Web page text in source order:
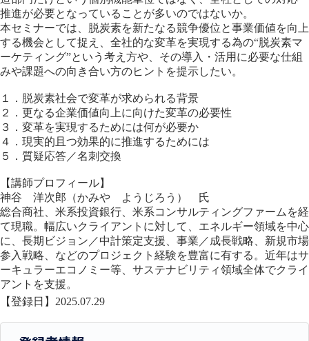
推進が必要となっていることが多いのではないか。
本セミナーでは、脱炭素を新たなる競争優位と事業価値を向上
する機会として捉え、全社的な変革を実現する為の“脱炭素マ
ーケティング”という考え方や、その導入・活用に必要な仕組
みや課題への向き合い方のヒントを提示したい。
１．脱炭素社会で変革が求められる背景
２．更なる企業価値向上に向けた変革の必要性
３．変革を実現するためには何が必要か
４．現実的且つ効果的に推進するためには
５．質疑応答／名刺交換
【講師プロフィール】
神谷 洋次郎（かみや ようじろう） 氏
総合商社、米系投資銀行、米系コンサルティングファームを経
て現職。幅広いクライアントに対して、エネルギー領域を中心
に、長期ビジョン／中計策定支援、事業／成長戦略、新規市場
参入戦略、などのプロジェクト経験を豊富に有する。近年はサ
ーキュラーエコノミー等、サステナビリティ領域全体でクライ
アントを支援。
【登録日】2025.07.29